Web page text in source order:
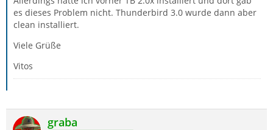
es dieses Problem nicht. Thunderbird 3.0 wurde dann aber
clean installiert.
Viele Grüße
Vitos
graba